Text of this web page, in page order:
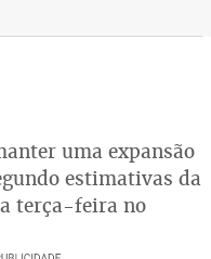
uma expansão
estimativas da
terça-feira no